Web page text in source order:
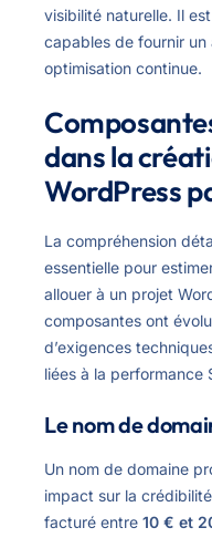
visibilité naturelle. Il
capables de fournir
optimisation continue.
dans la
WordPress
La compréhension
essentielle pour
allouer à un projet
composantes ont
d’exigences
liées à la performance
Le nom de
Un nom de domaine
impact sur la
facturé entre 10 € et